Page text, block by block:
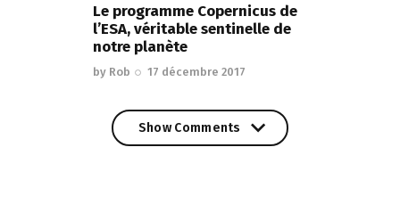
Le programme Copernicus de
l’ESA, véritable sentinelle de
notre planète
by Rob 17 décembre 2017
Show Comments